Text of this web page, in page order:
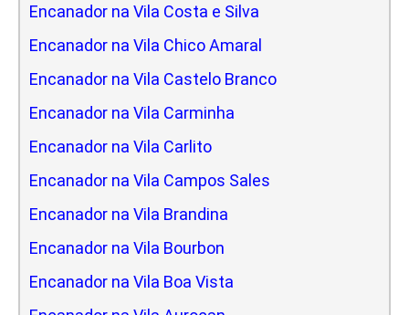
Encanador na Vila Costa e Silva
Encanador na Vila Chico Amaral
Encanador na Vila Castelo Branco
Encanador na Vila Carminha
Encanador na Vila Carlito
Encanador na Vila Campos Sales
Encanador na Vila Brandina
Encanador na Vila Bourbon
Encanador na Vila Boa Vista